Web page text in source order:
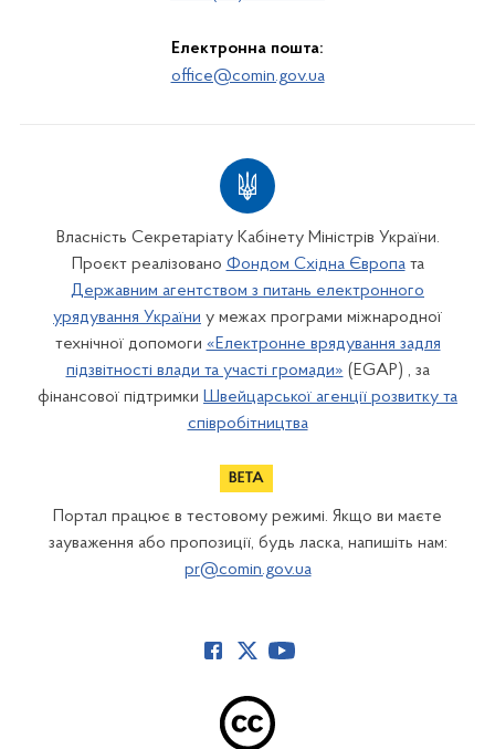
Електронна пошта:
office@comin.gov.ua
Власність Секретаріату Кабінету Міністрів України.
Проєкт реалізовано Фондом Східна Європата
Державним агентством з питань електронного
урядування України у межах програми міжнародної
технічної допомоги «Електронне врядування задля
підзвітності влади та участі громади» (EGAP) , за
фінансової підтримки Швейцарської агенції розвитку та
співробітництва
Портал працює в тестовому режимі. Якщо ви маєте
зауваження або пропозиції, будь ласка, напишіть нам:
pr@comin.gov.ua